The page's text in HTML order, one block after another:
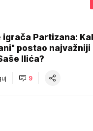
igrača Partizana:
postao najvažniji
Ilića?
9